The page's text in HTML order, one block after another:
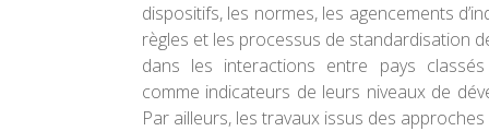
dispositifs, les normes, les agencements
règles et les processus de standardisation
dans les interactions entre pays
comme indicateurs de leurs niveaux de
Par ailleurs, les travaux issus des